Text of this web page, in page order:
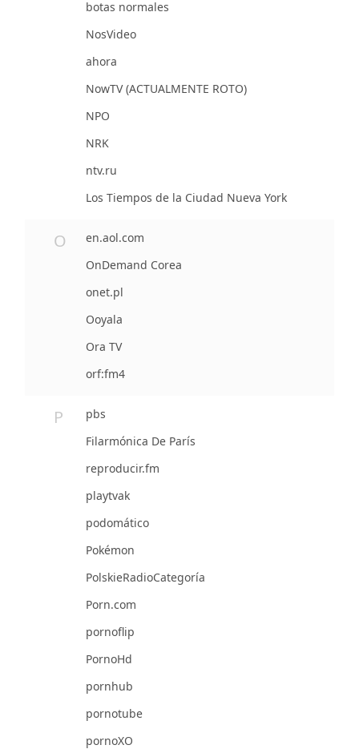
botas normales
NosVideo
ahora
NowTV (ACTUALMENTE ROTO)
NPO
NRK
ntv.ru
Los Tiempos de la Ciudad Nueva York
O
en.aol.com
OnDemand Corea
onet.pl
Ooyala
Ora TV
orf:fm4
P
pbs
Filarmónica De París
reproducir.fm
playtvak
podomático
Pokémon
PolskieRadioCategoría
Porn.com
pornoflip
PornoHd
pornhub
pornotube
pornoXO